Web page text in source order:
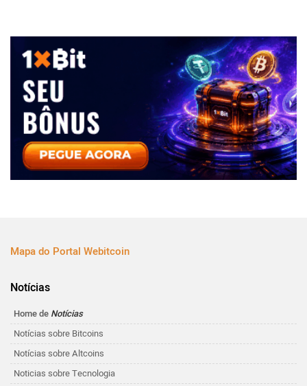
Mapa do Portal Webitcoin
Notícias
Home de Notícias
Notícias sobre Bitcoins
Notícias sobre Altcoins
Noticias sobre Tecnologia